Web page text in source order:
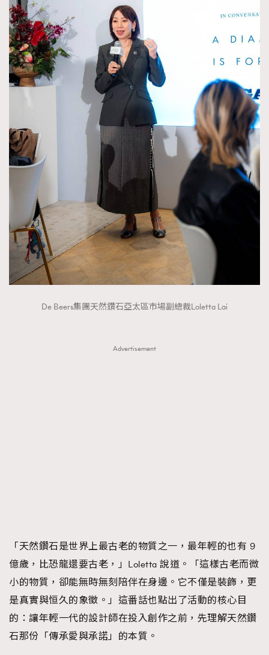
De Beers集團天然鑽石亞太區市場副總裁Loletta Lai
Advertisement
「天然鑽石是世界上最古老的物質之一，最年輕的也有 9
億歲，比恐龍還要古老，」Loletta 說道。「這樣古老而微
小的物質，卻能無時無刻陪伴在身邊。它不僅是裝飾，更
是真實與恒久的象徵。」這番話也點出了活動的核心目
的：讓年輕一代的設計師在投入創作之前，先理解天然鑽
石那份「傳承愛與承諾」的本質。